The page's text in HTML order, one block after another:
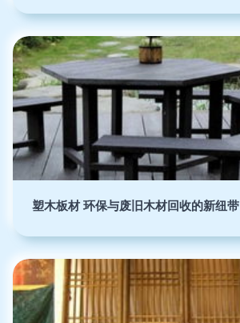
塑木板材 环保与废旧木材回收的新纽带